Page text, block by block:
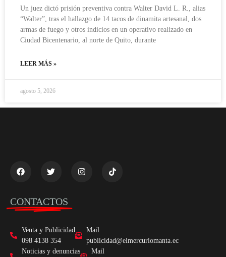
Un juez dictó prisión preventiva contra Walter David L. R., alias
“Walter”, tras el hallazgo de 14 tacos de dinamita artesanal, dos
armas de fuego y otros indicios en un operativo realizado en
Ciudad Bicentenario, al norte de Quito, durante
LEER MÁS »
agosto 5, 2026
CONTACTOS
Venta y Publicidad
098 4138 354
Mail
publicidad@elmercuriomanta.ec
Noticias y denuncias
Mail